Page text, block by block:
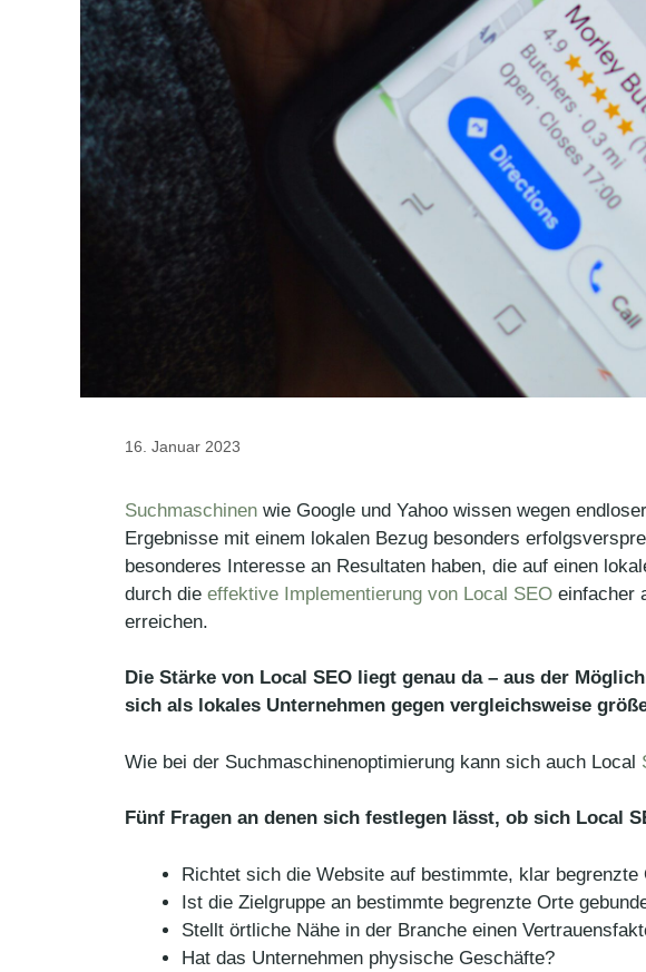
16. Januar 2023
Suchmaschinen wie Google und Yahoo wissen wegen
Ergebnisse mit einem lokalen Bezug besonders
besonderes Interesse an Resultaten haben, die auf einen
durch die effektive Implementierung von Local SEO einfacher
erreichen.
Die Stärke von Local SEO liegt genau da – aus der
sich als lokales Unternehmen gegen vergleichsweise
Wie bei der Suchmaschinenoptimierung kann sich auch Local
Fünf Fragen an denen sich festlegen lässt, ob sich Local
Richtet sich die Website auf bestimmte, klar begrenzte
Ist die Zielgruppe an bestimmte begrenzte Orte
Stellt örtliche Nähe in der Branche einen
Hat das Unternehmen physische Geschäfte?